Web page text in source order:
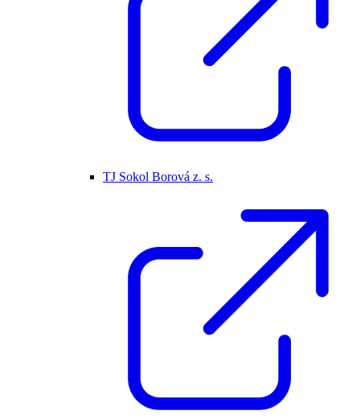
TJ Sokol Borová z. s.